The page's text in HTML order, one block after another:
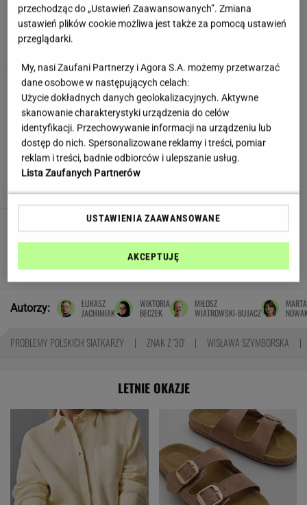
Kulinarny quiz wiedzy. 11/11 zdobędą tylko
prawdziwi smakosze!
To nie droga na skróty. Matka pokazuje, jak
naprawdę wygląda edukacja domowa
MATERIAŁ PROMOCYJNY
Bywa cierpki, ale warto dać mu szansę. Jelita
tylko na to czekają
Tragiczny wypadek na
Mazurach. Skuter zderzył się z motorówką,
nie żyje 16-latek
SUBSKRYPCJA
Autorzy:
ŁUKASZ
JACHIMIAK
WIKTORIA
BECZEK
MIŁOSZ
WIATROWSKI-BUJACZ
MARTA
PROBLEMY POLSKICH SIATKARZY ZNAK Z '30' WISŁAWA SZYMBORSKA
LETNIE OKAZJE
przechodząc do „Ustawień Zaawansowanych”. Zmiana
ustawień plików cookie możliwa jest także za pomocą ustawień
przeglądarki.
My, nasi Zaufani Partnerzy i Agora S.A. możemy przetwarzać
dane osobowe w następujących celach:
Użycie dokładnych danych geolokalizacyjnych. Aktywne
skanowanie charakterystyki urządzenia do celów
identyfikacji. Przechowywanie informacji na urządzeniu lub
dostęp do nich. Spersonalizowane reklamy i treści, pomiar
reklam i treści, badnie odbiorców i ulepszanie usług.
Lista Zaufanych Partnerów
USTAWIENIA ZAAWANSOWANE
AKCEPTUJĘ